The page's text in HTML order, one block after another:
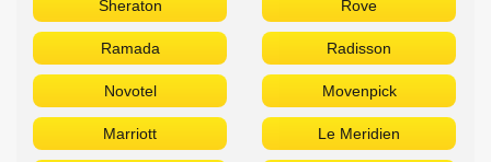
Sheraton Rove
Ramada Radisson
Novotel Movenpick
Marriott Le Meridien